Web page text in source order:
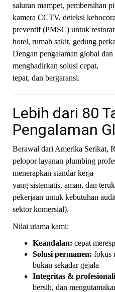
saluran mampet, pembersihan
kamera CCTV, deteksi
preventif (PMSC) untuk
hotel, rumah sakit, gedung
Dengan pengalaman global
menghadirkan solusi cepat,
tepat, dan bergaransi.
Lebih dari 80
Pengalaman
Berawal dari Amerika Serikat,
pelopor layanan plumbing
menerapkan standar kerja
yang sistematis, aman, dan
pekerjaan untuk kebutuhan
sektor komersial).
Nilai utama kami:
Keandalan: cepat
Solusi permanen: fokus
bukan sekadar gejala
Integritas &
bersih, dan